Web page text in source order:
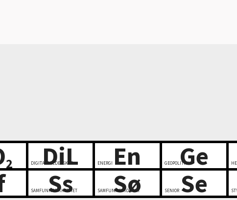
2 DiL
DIGITALT LEDERSKAP En
ENERGI Ge
GEOPOLITIKK
Ss
SAMFUNNSSIKKERHET Sø
SAMFUNNSØKONOMI Se
SENIOR